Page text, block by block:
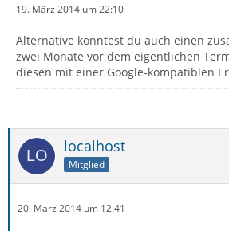
19. März 2014 um 22:10
Alternative könntest du auch einen
zwei Monate vor dem eigentlichen
diesen mit einer Google-kompatiblen
localhost
Mitglied
20. März 2014 um 12:41